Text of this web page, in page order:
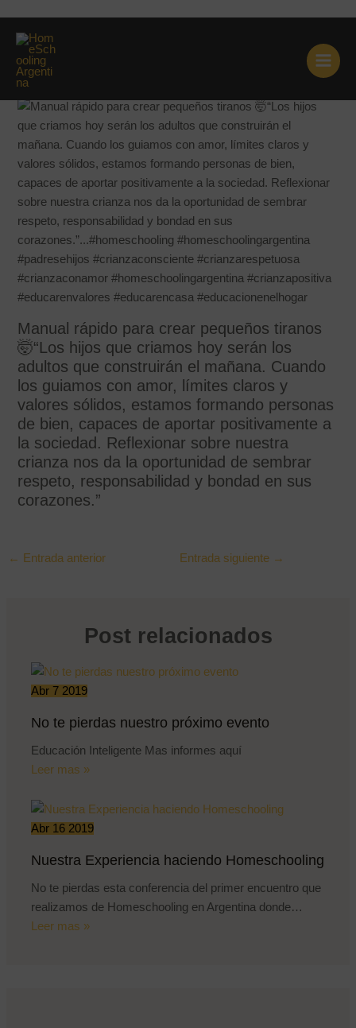
contenido
Manual para crear pequeños
tiranos
Manual rápido para crear pequeños tiranos
🤯“Los hijos que criamos hoy serán los
adultos que construirán el mañana. Cuando
los guiamos con amor, límites claros y
valores sólidos, estamos formando personas
de bien, capaces de aportar positivamente a
la sociedad. Reflexionar sobre nuestra
crianza nos da la oportunidad de sembrar
respeto, responsabilidad y bondad en sus
corazones.”
← Entrada anterior Entrada siguiente →
Post relacionados
Abr 7 2019
No te pierdas nuestro próximo evento
Educación Inteligente Mas informes aquí
Leer mas »
Abr 16 2019
Nuestra Experiencia haciendo Homeschooling
No te pierdas esta conferencia del primer encuentro que
realizamos de Homeschooling en Argentina donde…
Leer mas »